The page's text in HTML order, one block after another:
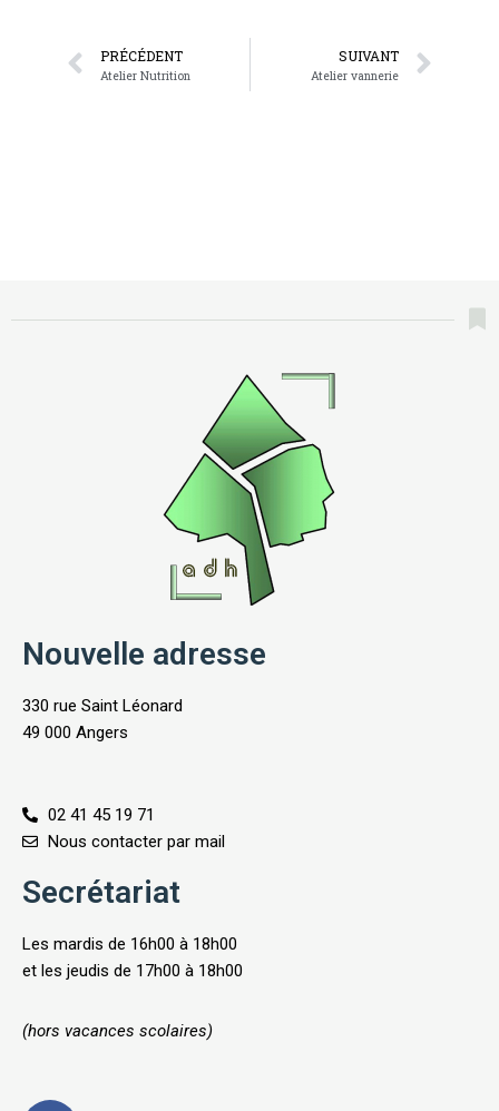
PRÉCÉDENT
Atelier Nutrition
SUIVANT
Atelier vannerie
Nouvelle adresse
330 rue Saint Léonard
49 000 Angers
02 41 45 19 71
Nous contacter par mail
Secrétariat
Les mardis de 16h00 à 18h00
et les jeudis de 17h00 à 18h00
(hors vacances scolaires)